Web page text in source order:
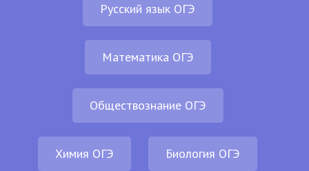
Русский язык ОГЭ
Математика ОГЭ
Обществознание ОГЭ
Химия ОГЭ Биология ОГЭ